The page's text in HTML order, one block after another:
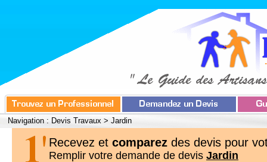
Navigation : Devis Travaux > Jardin
Recevez et comparez des devis pour
Remplir votre demande de devis Jardin